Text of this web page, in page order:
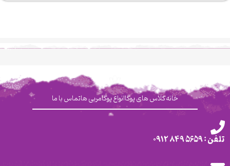
خانهکلاس های یوگاانواع یوگامربی هاتماس با ما
تلفن : 5659 849 0912